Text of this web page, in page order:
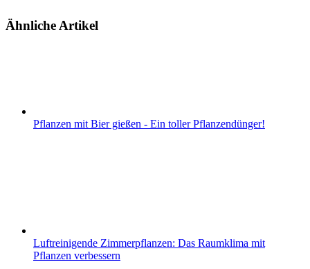
Ähnliche Artikel
Pflanzen mit Bier gießen - Ein toller Pflanzendünger!
Luftreinigende Zimmerpflanzen: Das Raumklima mit
Pflanzen verbessern